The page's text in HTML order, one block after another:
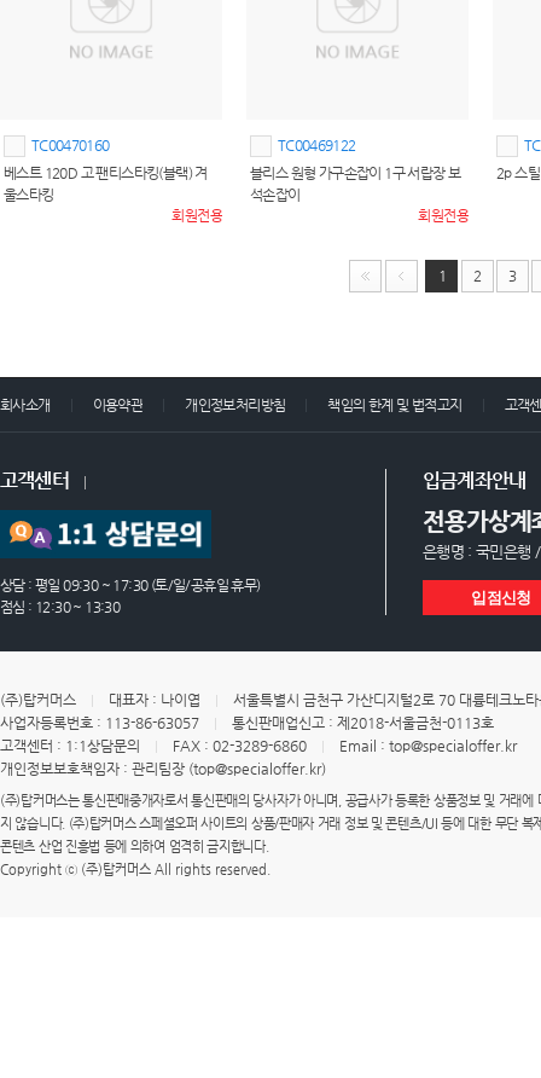
TC00470160
베스트 120D 고 팬티스타킹(블랙) 겨
울스타킹
회원전용
TC00469122
블리스 원형 가구손잡이 1구 서랍장 보
석손잡이
회원전용
2p 스
1 2 3
회사소개 이용약관 개인정보처리방침 책임의 한계 및 법적고지 고객
고객센터
상담 : 평일 09:30 ~ 17:30 (토/일/공휴일 휴무)
점심 : 12:30 ~ 13:30
입금계좌안내
전용가상계
은행명 : 국민은행
입점신청
(주)탑커머스 대표자 : 나이엽
서울특별시 금천구 가산디지털2로 70 대륭테크노
사업자등록번호 : 113-86-63057
통신판매업신고 : 제2018-서울금천-0113호
고객센터 : 1:1상담문의
FAX : 02-3289-6860
Email : top@specialoffer.kr
개인정보보호책임자 : 관리팀장 (top@specialoffer.kr)
(주)탑커머스는 통신판매중개자로서 통신판매의 당사자가 아니며, 공급사가 등록한 상품정보 및 거래
지 않습니다. (주)탑커머스 스페셜오퍼 사이트의 상품/판매자 거래 정보 및 콘텐츠/UI 등에 대한 무단 복
콘텐츠 산업 진흥법 등에 의하여 엄격히 금지합니다.
Copyright ⓒ (주)탑커머스 All rights reserved.